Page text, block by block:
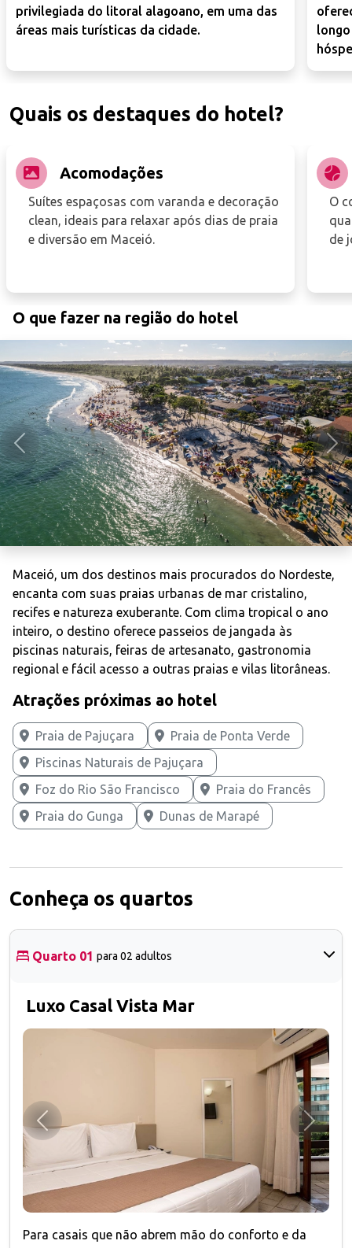
privilegiada do litoral alagoano, em uma das
áreas mais turísticas da cidade.
Quais os destaques do hotel?
Acomodações
Suítes espaçosas com varanda e decoração
clean, ideais para relaxar após dias de praia
e diversão em Maceió.
O
de
O que fazer na região do hotel
Anterior
Maceió, um dos destinos mais procurados do Nordeste,
encanta com suas praias urbanas de mar cristalino,
recifes e natureza exuberante. Com clima tropical o ano
inteiro, o destino oferece passeios de jangada às
piscinas naturais, feiras de artesanato, gastronomia
regional e fácil acesso a outras praias e vilas litorâneas.
Atrações próximas ao hotel
Praia de Pajuçara
Praia de Ponta Verde
Piscinas Naturais de Pajuçara
Foz do Rio São Francisco
Praia do Francês
Praia do Gunga
Dunas de Marapé
Conheça os quartos
Quarto 01 para 02 adultos
Luxo Casal Vista Mar
Anterior
Para casais que não abrem mão do conforto e da